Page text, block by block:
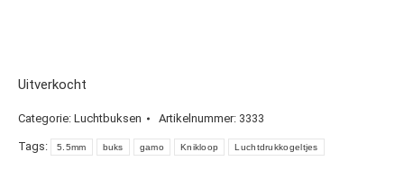
Uitverkocht
Categorie: Luchtbuksen Artikelnummer: 3333
Tags: 5.5mm buks gamo Knikloop Luchtdrukkogeltjes